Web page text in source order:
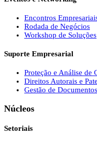
Encontros
Rodada de Negócios
Workshop de Soluções
Suporte Empresarial
Proteção e Análise de
Direitos Autorais e
Gestão de
Núcleos
Setoriais